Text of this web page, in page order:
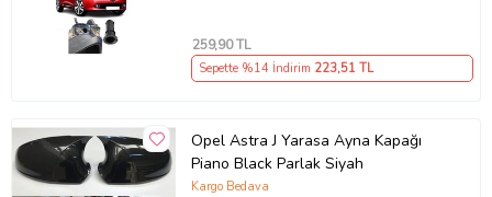
259,90 TL
Sepette %14 İndirim 223,51 TL
Opel Astra J Yarasa Ayna Kapağı
Piano Black Parlak Siyah
Kargo Bedava